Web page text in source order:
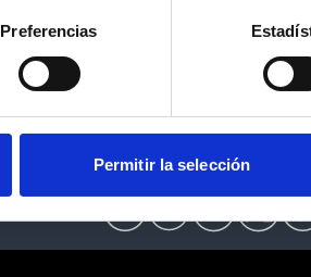
Preferencias
Permitir la selección
MUSICAL BY
AUDITORI
31 octubre 2026